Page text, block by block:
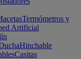
Termómetros y
Artificial
Hinchable
Casitas